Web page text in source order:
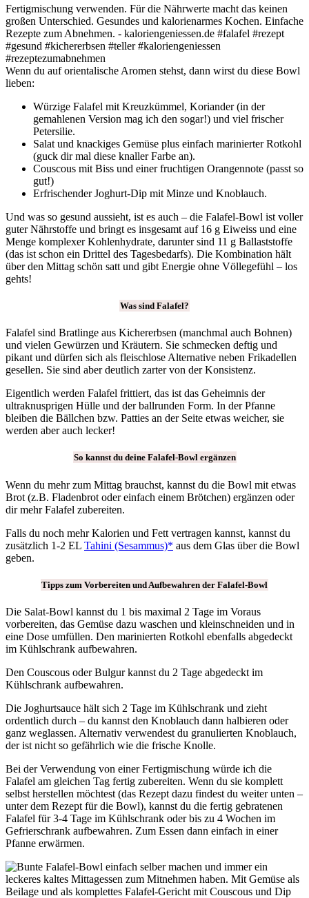
Wenn du auf orientalische Aromen stehst, dann wirst du diese Bowl
lieben:
Würzige Falafel mit Kreuzkümmel, Koriander (in der
gemahlenen Version mag ich den sogar!) und viel frischer
Petersilie.
Salat und knackiges Gemüse plus einfach marinierter Rotkohl
(guck dir mal diese knaller Farbe an).
Couscous mit Biss und einer fruchtigen Orangennote (passt so
gut!)
Erfrischender Joghurt-Dip mit Minze und Knoblauch.
Und was so gesund aussieht, ist es auch – die Falafel-Bowl ist voller
guter Nährstoffe und bringt es insgesamt auf 16 g Eiweiss und eine
Menge komplexer Kohlenhydrate, darunter sind 11 g Ballaststoffe
(das ist schon ein Drittel des Tagesbedarfs). Die Kombination hält
über den Mittag schön satt und gibt Energie ohne Völlegefühl – los
gehts!
Was sind Falafel?
Falafel sind Bratlinge aus Kichererbsen (manchmal auch Bohnen)
und vielen Gewürzen und Kräutern. Sie schmecken deftig und
pikant und dürfen sich als fleischlose Alternative neben Frikadellen
gesellen. Sie sind aber deutlich zarter von der Konsistenz.
Eigentlich werden Falafel frittiert, das ist das Geheimnis der
ultraknusprigen Hülle und der ballrunden Form. In der Pfanne
bleiben die Bällchen bzw. Patties an der Seite etwas weicher, sie
werden aber auch lecker!
So kannst du deine Falafel-Bowl ergänzen
Wenn du mehr zum Mittag brauchst, kannst du die Bowl mit etwas
Brot (z.B. Fladenbrot oder einfach einem Brötchen) ergänzen oder
dir mehr Falafel zubereiten.
Falls du noch mehr Kalorien und Fett vertragen kannst, kannst du
zusätzlich 1-2 EL Tahini (Sesammus)* aus dem Glas über die Bowl
geben.
Tipps zum Vorbereiten und Aufbewahren der Falafel-Bowl
Die Salat-Bowl kannst du 1 bis maximal 2 Tage im Voraus
vorbereiten, das Gemüse dazu waschen und kleinschneiden und in
eine Dose umfüllen. Den marinierten Rotkohl ebenfalls abgedeckt
im Kühlschrank aufbewahren.
Den Couscous oder Bulgur kannst du 2 Tage abgedeckt im
Kühlschrank aufbewahren.
Die Joghurtsauce hält sich 2 Tage im Kühlschrank und zieht
ordentlich durch – du kannst den Knoblauch dann halbieren oder
ganz weglassen. Alternativ verwendest du granulierten Knoblauch,
der ist nicht so gefährlich wie die frische Knolle.
Bei der Verwendung von einer Fertigmischung würde ich die
Falafel am gleichen Tag fertig zubereiten. Wenn du sie komplett
selbst herstellen möchtest (das Rezept dazu findest du weiter unten –
unter dem Rezept für die Bowl), kannst du die fertig gebratenen
Falafel für 3-4 Tage im Kühlschrank oder bis zu 4 Wochen im
Gefrierschrank aufbewahren. Zum Essen dann einfach in einer
Pfanne erwärmen.